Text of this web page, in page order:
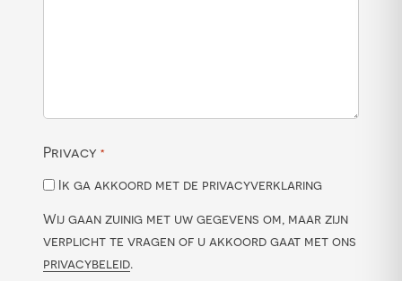
Privacy *
Ik ga akkoord met de privacyverklaring
Wij gaan zuinig met uw gegevens om, maar zijn
verplicht te vragen of u akkoord gaat met ons
privacybeleid.